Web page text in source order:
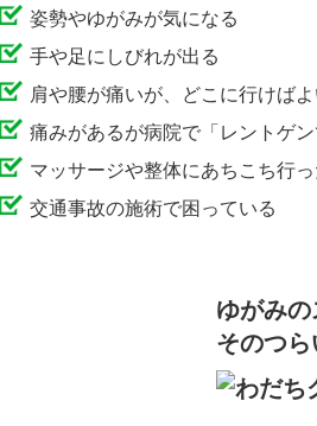
姿勢やゆがみが気になる
手や足にしびれが出る
肩や腰が痛いが、どこに行けば
痛みがあるが病院で「レントゲ
マッサージや整体にあちこち行
交通事故の施術で困っている
ゆがみ
そのつ